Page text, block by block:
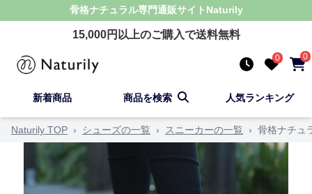
骨格ナチュラル専門通販サイト Naturily
15,000円以上のご購入で送料無料
0 0
新着商品 商品を検索 人気ランキング
Naturily TOP › シューズの一覧 › スニーカーの一覧 › 骨格ナチュ